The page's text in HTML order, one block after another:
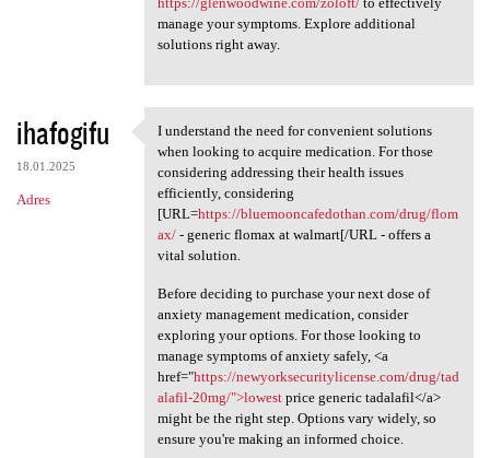
manage your symptoms. Explore additional
solutions right away.
ihafogifu
18.01.2025
Adres
I understand the need for
I understand the need for convenient solutions
when looking to acquire medication. For those
considering addressing their health issues
efficiently, considering
[URL=https://bluemooncafedothan.com/drug/flom
ax/- generic flomax at walmart[/URL - offers a
vital solution.
Before deciding to purchase your next dose of
anxiety management medication, consider
exploring your options. For those looking to
manage symptoms of anxiety safely, <a
href="https://newyorksecuritylicense.com/drug/tad
alafil-20mg/">lowestprice generic tadalafil</a>
might be the right step. Options vary widely, so
ensure you're making an informed choice.